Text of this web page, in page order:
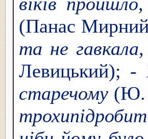
(Панас
та не
Левицький); -
старечому (Ю.
трохи